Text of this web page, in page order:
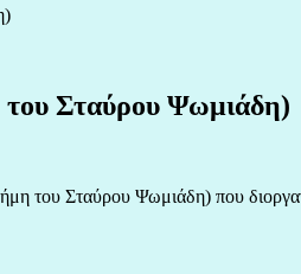
του Σταύρου Ψωμιάδη)
του Σταύρου Ψωμιάδη) που